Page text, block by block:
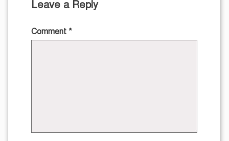
Leave a Reply
Comment *